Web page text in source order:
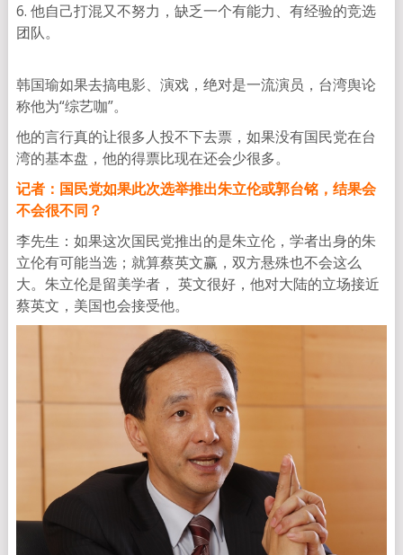
6. 他自己打混又不努力，缺乏一个有能力、有经验的竞选
团队。
韩国瑜如果去搞电影、演戏，绝对是一流演员，台湾舆论
称他为“综艺咖”。
他的言行真的让很多人投不下去票，如果没有国民党在台
湾的基本盘，他的得票比现在还会少很多。
记者：国民党如果此次选举推出朱立伦或郭台铭，结果会
不会很不同？
李先生：如果这次国民党推出的是朱立伦，学者出身的朱
立伦有可能当选；就算蔡英文赢，双方悬殊也不会这么
大。朱立伦是留美学者， 英文很好，他对大陆的立场接近
蔡英文，美国也会接受他。